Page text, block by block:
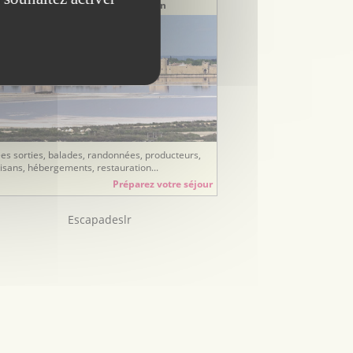
étangs et littoral méditerranéen
sorties, balades, randonnées, producteurs,
hébergements, restauration...
Préparez votre séjour
Escapadeslr